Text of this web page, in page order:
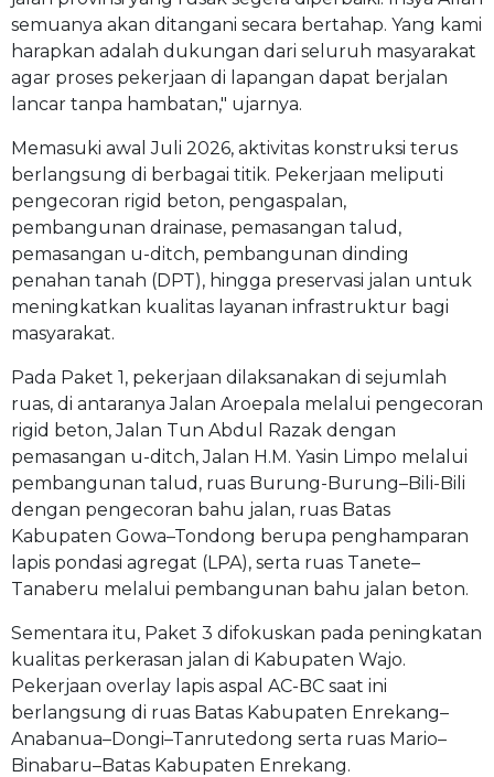
semuanya akan ditangani secara bertahap. Yang kami
harapkan adalah dukungan dari seluruh masyarakat
agar proses pekerjaan di lapangan dapat berjalan
lancar tanpa hambatan," ujarnya.
Memasuki awal Juli 2026, aktivitas konstruksi terus
berlangsung di berbagai titik. Pekerjaan meliputi
pengecoran rigid beton, pengaspalan,
pembangunan drainase, pemasangan talud,
pemasangan u-ditch, pembangunan dinding
penahan tanah (DPT), hingga preservasi jalan untuk
meningkatkan kualitas layanan infrastruktur bagi
masyarakat.
Pada Paket 1, pekerjaan dilaksanakan di sejumlah
ruas, di antaranya Jalan Aroepala melalui pengecoran
rigid beton, Jalan Tun Abdul Razak dengan
pemasangan u-ditch, Jalan H.M. Yasin Limpo melalui
pembangunan talud, ruas Burung-Burung–Bili-Bili
dengan pengecoran bahu jalan, ruas Batas
Kabupaten Gowa–Tondong berupa penghamparan
lapis pondasi agregat (LPA), serta ruas Tanete–
Tanaberu melalui pembangunan bahu jalan beton.
Sementara itu, Paket 3 difokuskan pada peningkatan
kualitas perkerasan jalan di Kabupaten Wajo.
Pekerjaan overlay lapis aspal AC-BC saat ini
berlangsung di ruas Batas Kabupaten Enrekang–
Anabanua–Dongi–Tanrutedong serta ruas Mario–
Binabaru–Batas Kabupaten Enrekang.